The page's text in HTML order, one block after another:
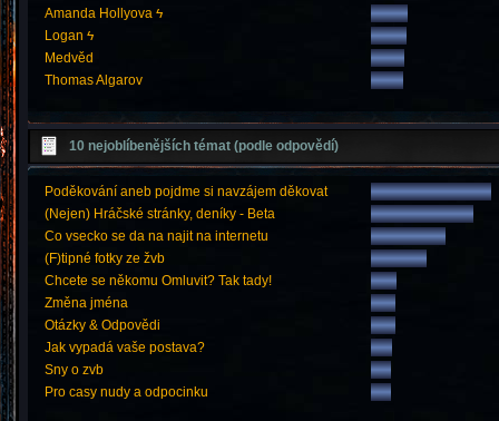
Amanda Hollyova ϟ
Logan ϟ
Medvěd
Thomas Algarov
10 nejoblíbenějších témat (podle odpovědí)
Poděkování aneb pojdme si navzájem děkovat
(Nejen) Hráčské stránky, deníky - Beta
Co vsecko se da na najit na internetu
(F)tipné fotky ze žvb
Chcete se někomu Omluvit? Tak tady!
Změna jména
Otázky & Odpovědi
Jak vypadá vaše postava?
Sny o zvb
Pro casy nudy a odpocinku